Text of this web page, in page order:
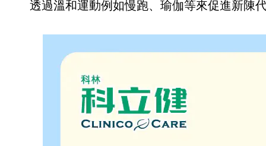
透過溫和運動例如慢跑、瑜伽等來促進新陳